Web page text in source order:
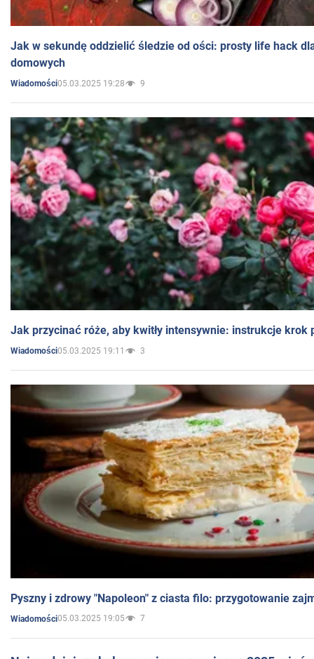
Jak w sekundę oddzielić śledzie od ości: prosty life hack
domowych
Wiadomości05.03.2025 19:28 9
Jak przycinać róże, aby kwitły intensywnie: instrukcje krok
Wiadomości05.03.2025 19:11 3
Pyszny i zdrowy "Napoleon" z ciasta filo: przygotowanie
Wiadomości05.03.2025 19:05 7